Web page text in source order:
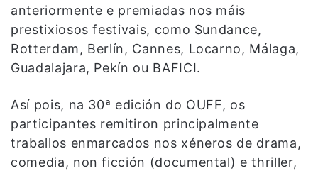
anteriormente e premiadas nos máis
prestixiosos festivais, como Sundance,
Rotterdam, Berlín, Cannes, Locarno, Málaga,
Guadalajara, Pekín ou BAFICI.
Así pois, na 30ª edición do OUFF, os
participantes remitiron principalmente
traballos enmarcados nos xéneros de drama,
comedia, non ficción (documental) e thriller,